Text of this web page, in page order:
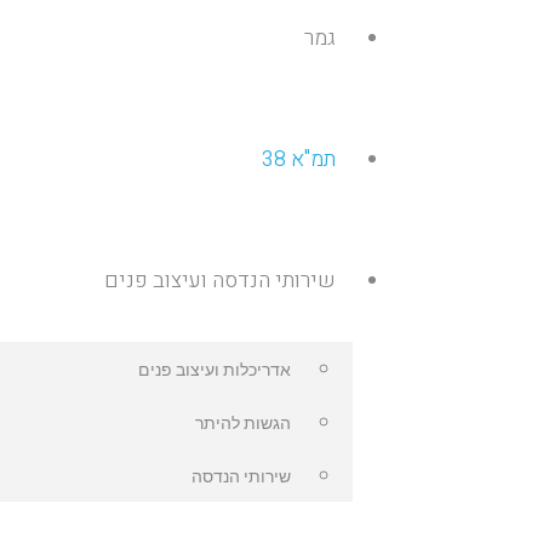
גמר
תמ"א 38
שירותי הנדסה ועיצוב פנים
אדריכלות ועיצוב פנים
הגשות להיתר
שירותי הנדסה